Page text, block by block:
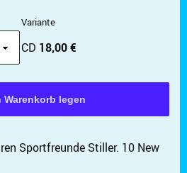
Variante
CD 18,00 €
Sportfreunde Stiller. 10 New
reserviert.